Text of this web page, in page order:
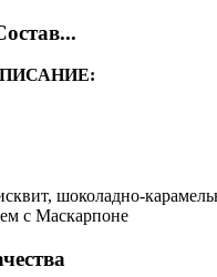
шоколадно-
с Маскарпоне